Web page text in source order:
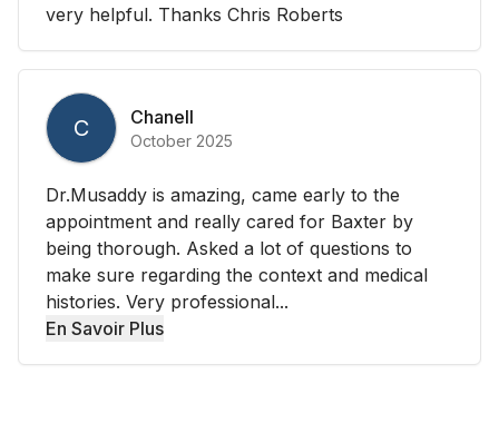
very helpful. Thanks Chris Roberts
C Chanell
October 2025
Dr.Musaddy is amazing, came early to the
appointment and really cared for Baxter by
being thorough. Asked a lot of questions to
make sure regarding the context and medical
histories. Very professional...
En Savoir Plus